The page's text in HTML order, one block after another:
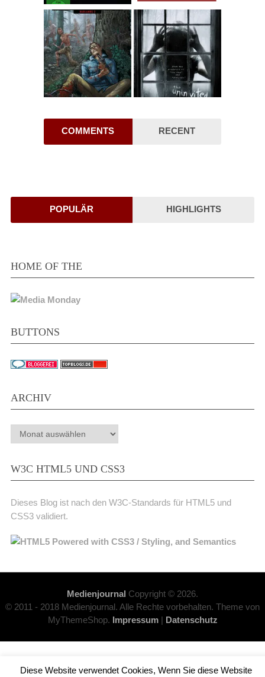
COMMENTS RECENT
POPULÄR HIGHLIGHTS
HOME OF THE
BUTTONS
ARCHIV
Archiv
W3C HTML5 UND CSS3
Dieses Blog ist nach den W3C-Standards für HTML5 und
CSS3 validiert.
Medienjournal Copyright © 2026.
© 2011 - 2018 Medienjournal. Alle Rechte vorbehalten. Theme von
MyThemeShop. Impressum| Datenschutz
Diese Website verwendet Cookies, Wenn Sie diese Website